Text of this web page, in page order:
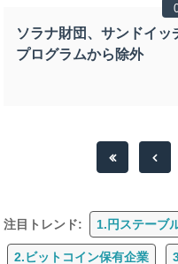
ソラナ財団、サンドイ
プログラムから除外
注目トレンド: 1.円ステーブ
2.ビットコイン保有企業